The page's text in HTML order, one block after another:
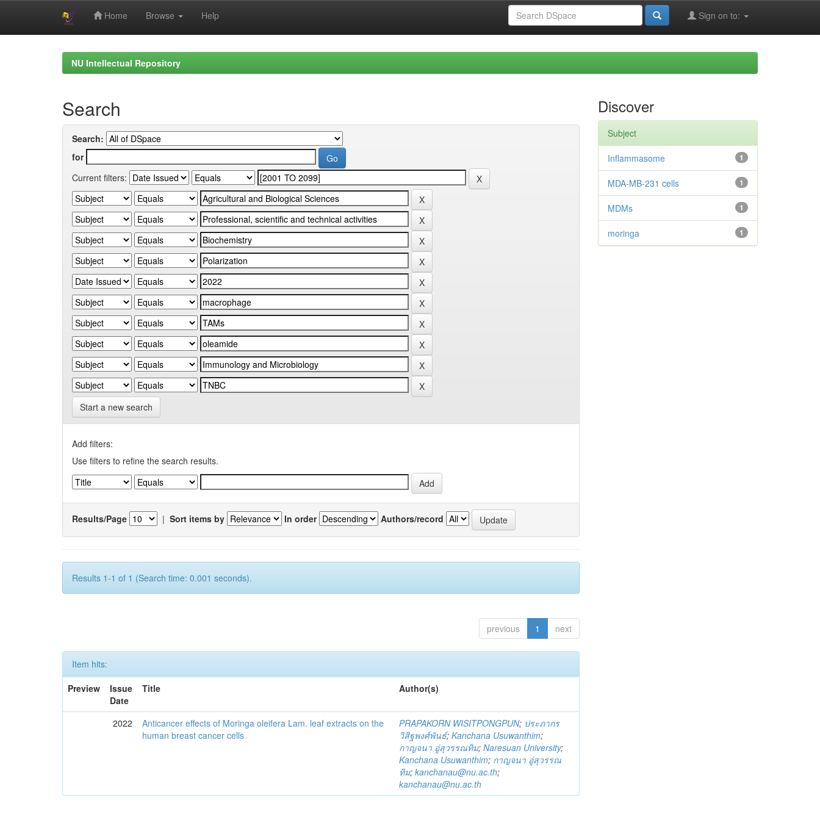
Home Browse Help Sign on to:
NU Intellectual Repository
Search
Search:
for
Current filters:
Start a new search
Add filters:
Use filters to refine the search results.
Results/Page | Sort items by In order Authors/record
Results 1-1 of 1 (Search time: 0.001 seconds).
previous 1 next
Item hits:
Preview
Issue
Date
Title Author(s)
2022
Anticancer effects of Moringa oleifera Lam. leaf extracts on the
human breast cancer cells
PRAPAKORN WISITPONGPUN; ประภากร
วิสิฐพงศ์พันธ์;Kanchana Usuwanthim;
กาญจนา อู่สุวรรณทิม;Naresuan University;
Kanchana Usuwanthim; กาญจนา อู่สุวรรณ
ทิม;kanchanau@nu.ac.th;
kanchanau@nu.ac.th
Discover
Subject
1
Inflammasome
1
MDA-MB-231 cells
1
MDMs
1
moringa